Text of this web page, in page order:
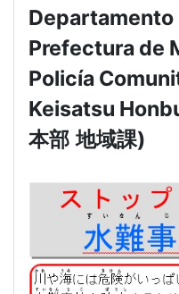
Departamento
Prefectura de
Policía
Keisatsu
本部 地域課)